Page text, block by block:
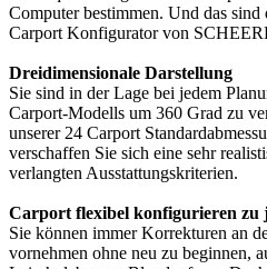
Computer bestimmen. Und das
Carport Konfigurator von
Dreidimensionale Darstellung
Sie sind in der Lage bei jedem
Carport-Modells um 360 Grad zu
unserer 24 Carport
verschaffen Sie sich eine sehr
verlangten Ausstattungskriterien.
Carport flexibel konfigurieren zu
Sie können immer Korrekturen an
vornehmen ohne neu zu beginnen,